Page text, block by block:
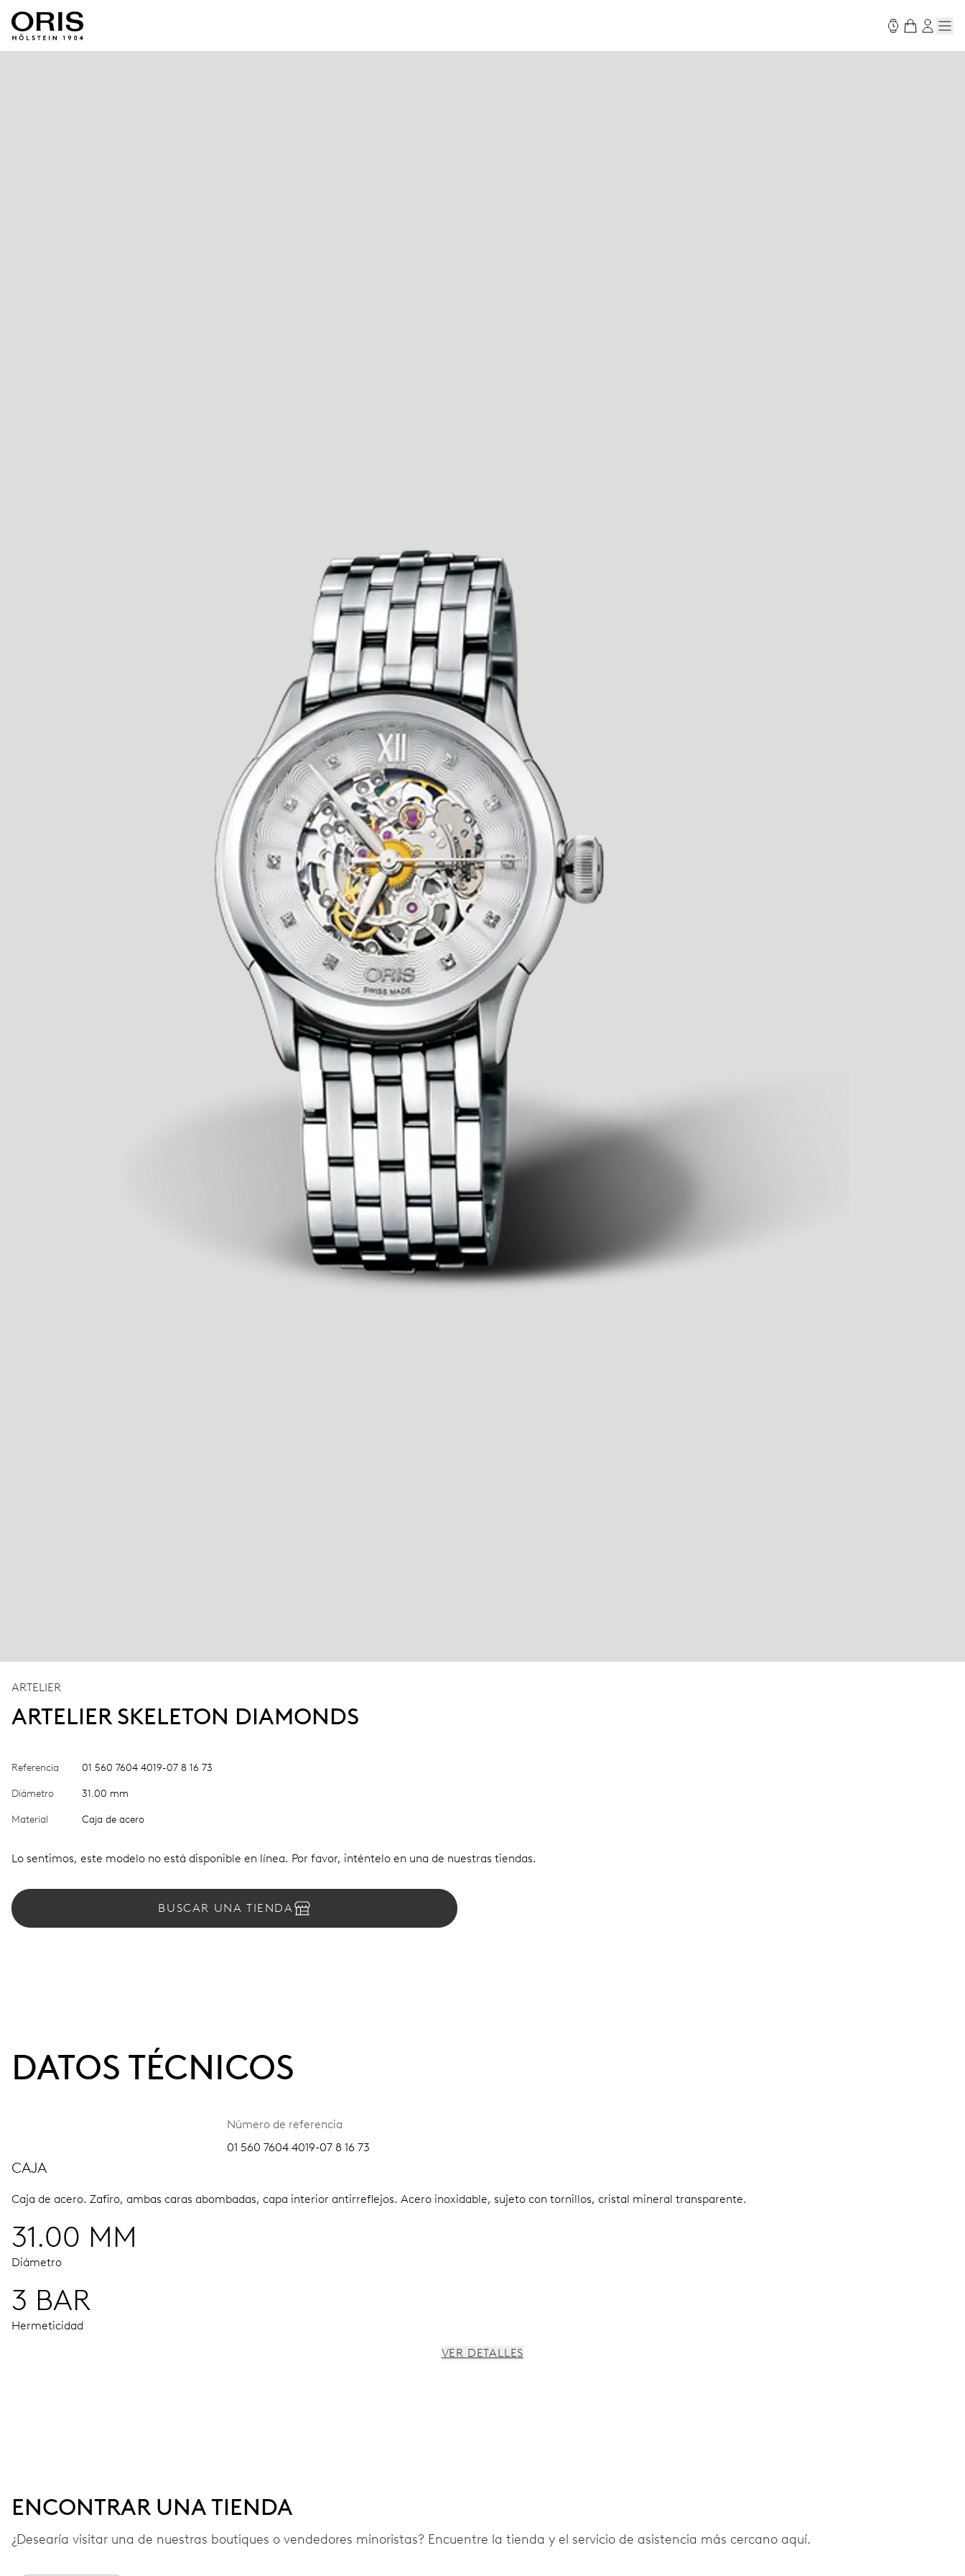
ARTELIER
ARTELIER SKELETON DIAMONDS
Referencia 01 560 7604 4019-07 8 16 73
Diámetro 31.00 mm
Material Caja de acero
Lo sentimos, este modelo no está disponible en línea. Por favor, inténtelo en una de nuestras tiendas.
BUSCAR UNA TIENDA
DATOS TÉCNICOS
Número de referencia
01 560 7604 4019-07 8 16 73
CAJA
Caja de acero. Zafiro, ambas caras abombadas, capa interior antirreflejos. Acero inoxidable, sujeto con tornillos, cristal mineral transparente.
31.00 MM
Diámetro
3 BAR
Hermeticidad
Reserva de marcha
CALIBRE
VER DETALLES
ENCONTRAR UNA TIENDA
¿Desearía visitar una de nuestras boutiques o vendedores minoristas? Encuentre la tienda y el servicio de asistencia más cercano aquí.